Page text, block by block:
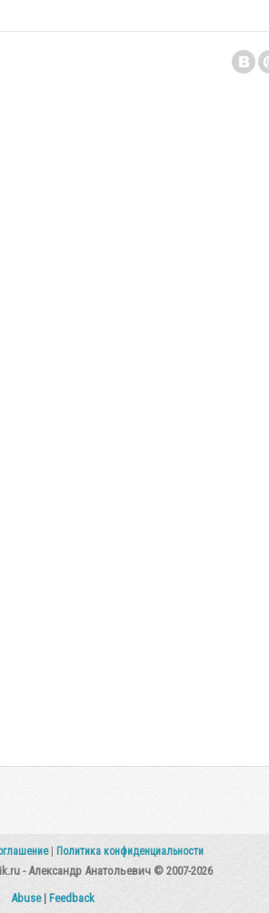
Политика конфиденциальности
- Александр Анатольевич © 2007-2026
Abuse| Feedback